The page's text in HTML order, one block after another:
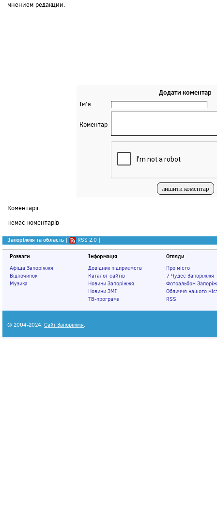
мнением редакции.
Додати коментар
Ім'я
Коментар
Коментарії:
немає коментарів
Запоріжжя та область | RSS 2.0 |
Розваги
Афіша Запоріжжя
Відпочинок
Музика
Інформація
Довідник підприємств
Каталог сайтів
Новини Запоріжжя
Новини ЗМІ
ТВ-програма
Огляди
Про місто
7 Чудес Запоріжжя
Фотоальбом
Обличчя нашого
RSS
© 2004-2024, Сайт Запоріжжя.